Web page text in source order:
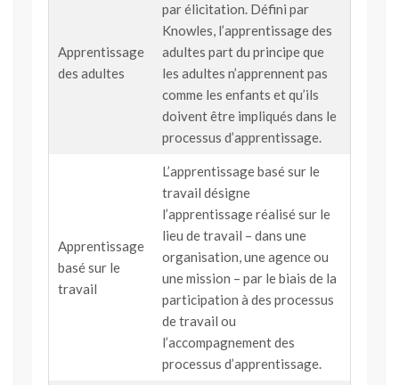
Apprentissage
des adultes
par élicitation. Défini par
Knowles, l’apprentissage des
adultes part du principe que
les adultes n’apprennent pas
comme les enfants et qu’ils
doivent être impliqués dans le
processus d’apprentissage.
Apprentissage
basé sur le
travail
L’apprentissage basé sur le
travail désigne
l’apprentissage réalisé sur le
lieu de travail – dans une
organisation, une agence ou
une mission – par le biais de la
participation à des processus
de travail ou
l’accompagnement des
processus d’apprentissage.